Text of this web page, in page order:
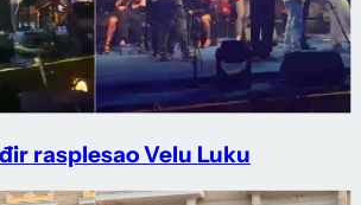
rasplesao Velu Luku